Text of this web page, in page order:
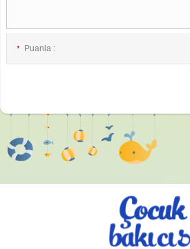
* Puanla :
İsim :